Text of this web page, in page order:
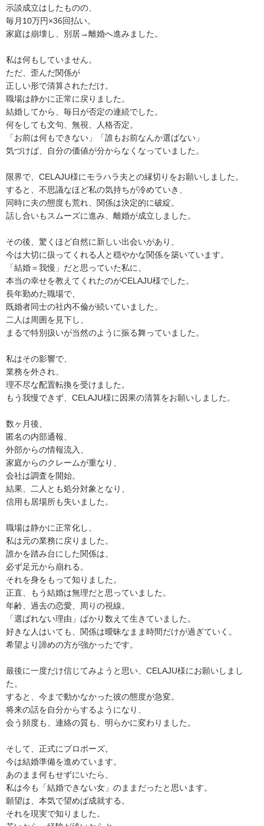
示談成立はしたものの、
毎月10万円×36回払い。
家庭は崩壊し、別居→離婚へ進みました。
私は何もしていません。
ただ、歪んだ関係が
正しい形で清算されただけ。
職場は静かに正常に戻りました。
結婚してから、毎日が否定の連続でした。
何をしても文句、無視、人格否定。
「お前は何もできない」「誰もお前なんか選ばない」
気づけば、自分の価値が分からなくなっていました。
限界で、CELAJU様にモラハラ夫との縁切りをお願いしました。
すると、不思議なほど私の気持ちが冷めていき、
同時に夫の態度も荒れ、関係は決定的に破綻。
話し合いもスムーズに進み、離婚が成立しました。
その後、驚くほど自然に新しい出会いがあり、
今は大切に扱ってくれる人と穏やかな関係を築いています。
「結婚＝我慢」だと思っていた私に、
本当の幸せを教えてくれたのがCELAJU様でした。
長年勤めた職場で、
既婚者同士の社内不倫が続いていました。
二人は周囲を見下し、
まるで特別扱いが当然のように振る舞っていました。
私はその影響で、
業務を外され、
理不尽な配置転換を受けました。
もう我慢できず、CELAJU様に因果の清算をお願いしました。
数ヶ月後、
匿名の内部通報、
外部からの情報流入、
家庭からのクレームが重なり、
会社は調査を開始。
結果、二人とも処分対象となり、
信用も居場所も失いました。
職場は静かに正常化し、
私は元の業務に戻りました。
誰かを踏み台にした関係は、
必ず足元から崩れる。
それを身をもって知りました。
正直、もう結婚は無理だと思っていました。
年齢、過去の恋愛、周りの視線。
「選ばれない理由」ばかり数えて生きていました。
好きな人はいても、関係は曖昧なまま時間だけが過ぎていく。
希望より諦めの方が強かったです。
最後に一度だけ信じてみようと思い、CELAJU様にお願いしまし
た。
すると、今まで動かなかった彼の態度が急変。
将来の話を自分からするようになり、
会う頻度も、連絡の質も、明らかに変わりました。
そして、正式にプロポーズ。
今は結婚準備を進めています。
あのまま何もせずにいたら、
私は今も「結婚できない女」のままだったと思います。
願望は、本気で望めば成就する。
それを現実で知りました。